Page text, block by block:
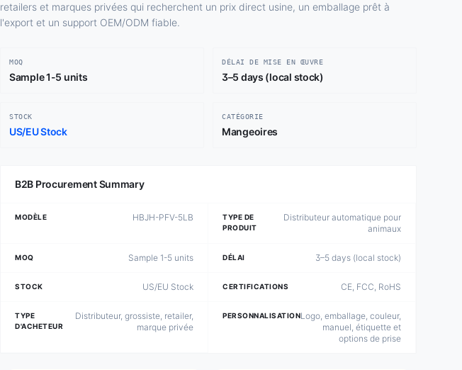
retailers et marques privées qui recherchent un prix direct usine, un emballage prêt à
l'export et un support OEM/ODM fiable.
MOQ
Sample 1-5 units
DÉLAI DE MISE EN ŒUVRE
3–5 days (local stock)
STOCK
US/EU Stock
CATÉGORIE
Mangeoires
B2B Procurement Summary
MODÈLE HBJH-PFV-5LB
TYPE DE
PRODUIT
Distributeur automatique pour
animaux
MOQ Sample 1-5 units DÉLAI 3–5 days (local stock)
STOCK US/EU Stock CERTIFICATIONS CE, FCC, RoHS
TYPE
D'ACHETEUR
Distributeur, grossiste, retailer,
marque privée
PERSONNALISATIONLogo, emballage, couleur,
manuel, étiquette et
options de prise